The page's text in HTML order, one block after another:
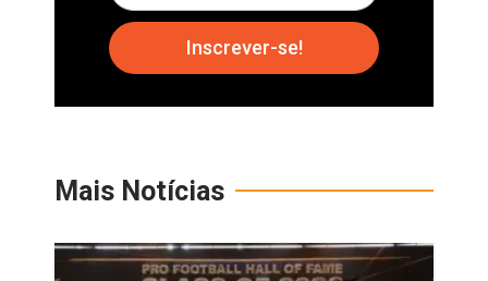
Inscrever-se!
Mais Notícias